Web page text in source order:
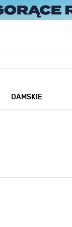
DAMSKIE